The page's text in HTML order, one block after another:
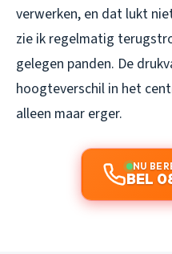
verwerken, en dat lukt
zie ik regelmatig
gelegen panden. De
hoogteverschil in het
alleen maar erger.
NU
BEL